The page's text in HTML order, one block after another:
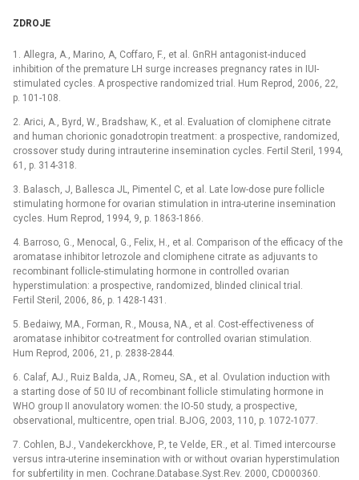
ZDROJE
1. Allegra, A., Marino, A, Coffaro, F., et al. GnRH antagonist-induced
inhibition of the premature LH surge increases pregnancy rates in IUI-
stimulated cycles. A prospective randomized trial. Hum Reprod, 2006, 22,
p. 101-108.
2. Arici, A., Byrd, W., Bradshaw, K., et al. Evaluation of clomiphene citrate
and human chorionic gonadotropin treatment: a prospective, randomized,
crossover study during intrauterine insemination cycles. Fertil Steril, 1994,
61, p. 314-318.
3. Balasch, J, Ballesca JL, Pimentel C, et al. Late low-dose pure follicle
stimulating hormone for ovarian stimulation in intra-uterine insemination
cycles. Hum Reprod, 1994, 9, p. 1863-1866.
4. Barroso, G., Menocal, G., Felix, H., et al. Comparison of the efficacy of the
aromatase inhibitor letrozole and clomiphene citrate as adjuvants to
recombinant follicle-stimulating hormone in controlled ovarian
hyperstimulation: a prospective, randomized, blinded clinical trial.
Fertil Steril, 2006, 86, p. 1428-1431.
5. Bedaiwy, MA., Forman, R., Mousa, NA., et al. Cost-effectiveness of
aromatase inhibitor co-treatment for controlled ovarian stimulation.
Hum Reprod, 2006, 21, p. 2838-2844.
6. Calaf, AJ., Ruiz Balda, JA., Romeu, SA., et al. Ovulation induction with
a starting dose of 50 IU of recombinant follicle stimulating hormone in
WHO group II anovulatory women: the IO-50 study, a prospective,
observational, multicentre, open trial. BJOG, 2003, 110, p. 1072-1077.
7. Cohlen, BJ., Vandekerckhove, P., te Velde, ER., et al. Timed intercourse
versus intra-uterine insemination with or without ovarian hyperstimulation
for subfertility in men. Cochrane.Database.Syst.Rev. 2000, CD000360.